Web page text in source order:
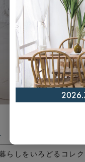
らしをいろどるコレ